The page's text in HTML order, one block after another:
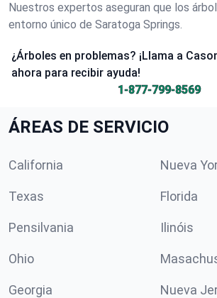
Nuestros expertos aseguran que los
entorno único de Saratoga Springs.
¿Árboles en problemas? ¡Llama a
ahora para recibir ayuda!
1-877-799-8569
ÁREAS DE SERVICIO
California Nueva
Texas Florida
Pensilvania Ilinóis
Ohio
Georgia Nueva